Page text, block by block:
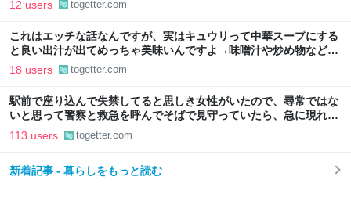
12 users togetter.com
これはエッチな話なんですが、実はキュウリって中華スープにする
と良い出汁が出てめっちゃ美味いんですよ→味噌汁や炒め物など、
キュウリの加熱調理はいろいろある
18 users togetter.com
駅前で座り込んで失禁してると思しき女性がいたので、尋常ではな
いと思って警察と救急を呼んでそばで見守っていたら、急に現れた
女性に「あなた何してるんですか！？」とスマホをはたき落とされ
113 users togetter.com
新着記事 - 暮らしをもっと読む